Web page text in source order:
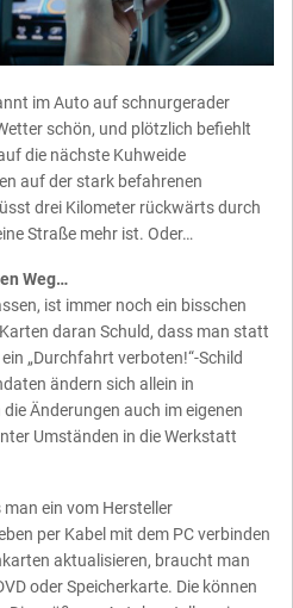
im Auto auf schnurgerader
schön, und plötzlich befiehlt
die nächste Kuhweide
auf der stark befahrenen
drei Kilometer rückwärts durch
Straße mehr ist. Oder…
Weg…
ist immer noch ein bisschen
daran Schuld, dass man statt
„Durchfahrt verboten!“-Schild
ändern sich allein in
Änderungen auch im eigenen
Umständen in die Werkstatt
ein vom Hersteller
per Kabel mit dem PC verbinden
aktualisieren, braucht man
oder Speicherkarte. Die können